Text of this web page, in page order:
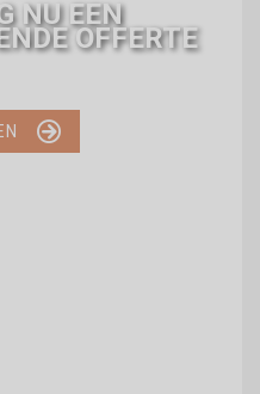
NU EEN
OFFERTE
